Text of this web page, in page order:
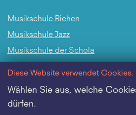
Musikschule Riehen
Musikschule Jazz
Musikschule der Schola
Intranet
Offene Stellen
Diese Website verwendet Cookies.
Wählen Sie aus, welche
dürfen.